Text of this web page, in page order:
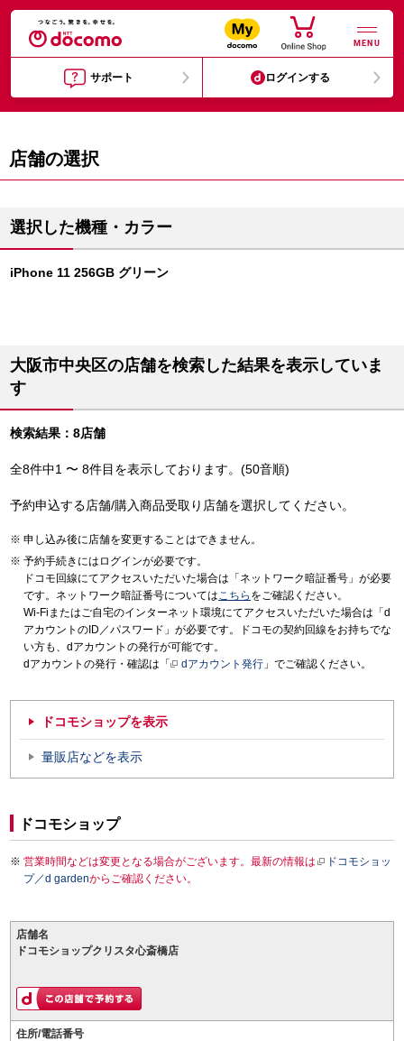
MENU
サポート ログインする
店舗の選択
選択した機種・カラー
iPhone 11 256GB グリーン
大阪市中央区の店舗を検索した結果を表示していま
す
検索結果：8店舗
全8件中1 〜 8件目を表示しております。(50音順)
予約申込する店舗/購入商品受取り店舗を選択してください。
申し込み後に店舗を変更することはできません。
予約手続きにはログインが必要です。
ドコモ回線にてアクセスいただいた場合は「ネットワーク暗証番号」が必要
です。ネットワーク暗証番号についてはこちら をご確認ください。
Wi-Fiまたはご自宅のインターネット環境にてアクセスいただいた場合は「d
アカウントのID／パスワード」が必要です。ドコモの契約回線をお持ちでな
い方も、dアカウントの発行が可能です。
dアカウントの発行・確認は「
dアカウント発行 」でご確認ください。
ドコモショップを表示
量販店などを表示
ドコモショップ
営業時間などは変更となる場合がございます。最新の情報は
ドコモショッ
プ／d gardenからご確認ください。
店舗名
ドコモショップクリスタ心斎橋店
住所/電話番号